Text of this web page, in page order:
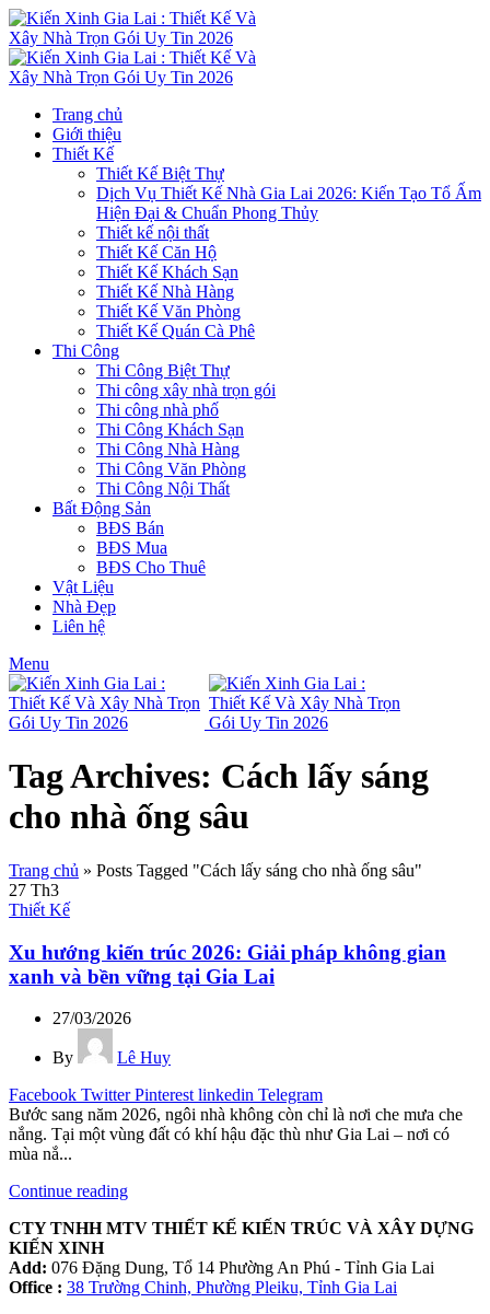
Trang chủ
Giới thiệu
Thiết Kế
Thiết Kế Biệt Thự
Dịch Vụ Thiết Kế Nhà Gia Lai 2026: Kiến Tạo Tổ Ấm
Hiện Đại & Chuẩn Phong Thủy
Thiết kế nội thất
Thiết Kế Căn Hộ
Thiết Kế Khách Sạn
Thiết Kế Nhà Hàng
Thiết Kế Văn Phòng
Thiết Kế Quán Cà Phê
Thi Công
Thi Công Biệt Thự
Thi công xây nhà trọn gói
Thi công nhà phố
Thi Công Khách Sạn
Thi Công Nhà Hàng
Thi Công Văn Phòng
Thi Công Nội Thất
Bất Động Sản
BĐS Bán
BĐS Mua
BĐS Cho Thuê
Vật Liệu
Nhà Đẹp
Liên hệ
Menu
Tag Archives: Cách lấy sáng
cho nhà ống sâu
Trang chủ » Posts Tagged "Cách lấy sáng cho nhà ống sâu"
27 Th3
Thiết Kế
Xu hướng kiến trúc 2026: Giải pháp không gian
xanh và bền vững tại Gia Lai
27/03/2026
By
Lê Huy
Facebook Twitter Pinterest linkedin Telegram
Bước sang năm 2026, ngôi nhà không còn chỉ là nơi che mưa che
nắng. Tại một vùng đất có khí hậu đặc thù như Gia Lai – nơi có
mùa nắ...
Continue reading
CTY TNHH MTV THIẾT KẾ KIẾN TRÚC VÀ XÂY DỰNG
KIẾN XINH
Add: 076 Đặng Dung, Tổ 14 Phường An Phú - Tỉnh Gia Lai
Office : 38 Trường Chinh, Phường Pleiku, Tỉnh Gia Lai